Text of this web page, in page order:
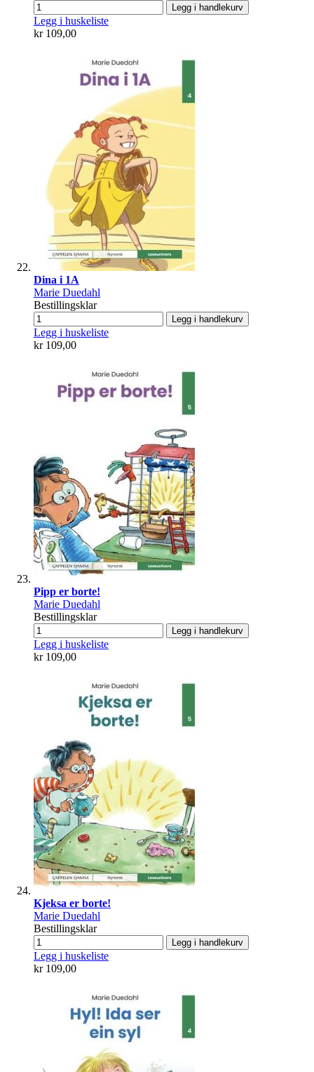
Legg i handlekurv
Legg i huskeliste
kr 109,00
Dina i 1A
Marie Duedahl
Bestillingsklar
Legg i handlekurv
Legg i huskeliste
kr 109,00
Pipp er borte!
Marie Duedahl
Bestillingsklar
Legg i handlekurv
Legg i huskeliste
kr 109,00
Kjeksa er borte!
Marie Duedahl
Bestillingsklar
Legg i handlekurv
Legg i huskeliste
kr 109,00